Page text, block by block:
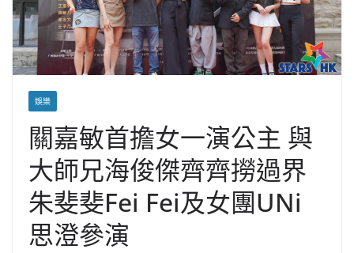
娛樂
關嘉敏首擔女一演公主 與
大師兄海俊傑齊齊撈過界
朱斐斐Fei Fei及女團UNi
思澄參演